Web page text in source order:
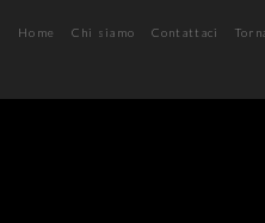
Home Chi siamo Contattaci